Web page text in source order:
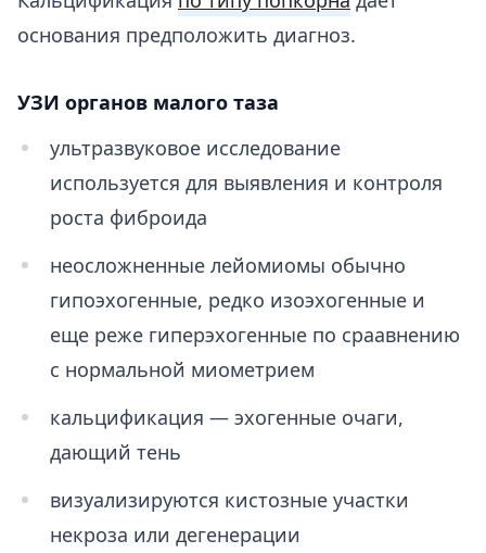
основания предположить диагноз.
УЗИ органов малого таза
ультразвуковое исследование
используется для выявления и контроля
роста фиброида
неосложненные лейомиомы обычно
гипоэхогенные, редко изоэхогенные и
еще реже гиперэхогенные по сраавнению
с нормальной миометрием
кальцификация — эхогенные очаги,
дающий тень
визуализируются кистозные участки
некроза или дегенерации